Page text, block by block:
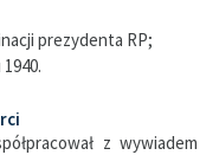
prezydenta RP;
z wywiadem